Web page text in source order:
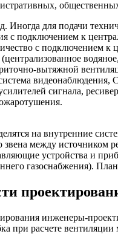
Иногда для подачи
с подключением к
с подключением к
вытяжной
сигнала,
на внутренние
звена между источником
устройства и
газоснабжения).
инженеры-
при расчете вентиляции